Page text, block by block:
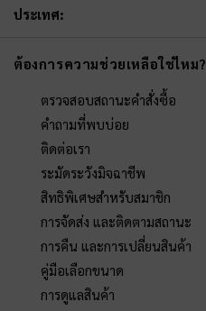
ประเทศ:
ต้องการความช่วยเหลือใช่ไหม?
ตรวจสอบสถานะคำสั่งซื้อ
คำถามที่พบบ่อย
ติดต่อเรา
ระมัดระวังมิจฉาชีพ
สิทธิพิเศษสำหรับสมาชิก
การจัดส่ง และติดตามสถานะ
การคืน และการเปลี่ยนสินค้า
คู่มือเลือกขนาด
การดูแลสินค้า